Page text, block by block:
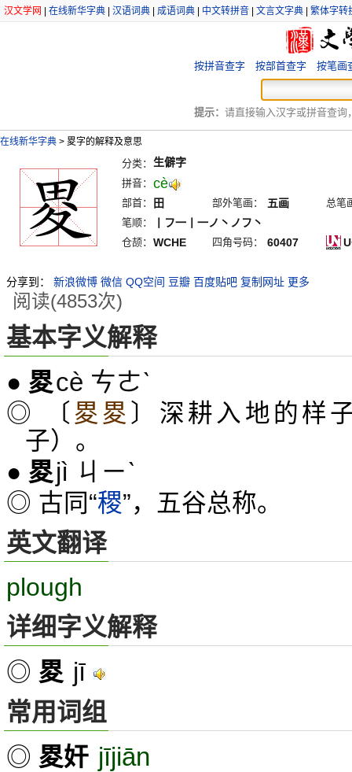
汉文学网 在线新华字典 汉语词典 成语词典 中文转拼音 文言文字典 繁体字转
按拼音查字 按部首查字 按笔画
提示： 请直接输入汉字或拼音查询
在线新华字典 > 畟字的解释及意思
分类： 生僻字
拼音： cè
部首： 田 部外笔画： 五画
总笔
笔顺：
丨フ一丨一ノ丶ノフ丶
仓颉： WCHE 四角号码： 60407
分享到： 新浪微博 微信 QQ空间 豆瓣 百度贴吧 复制网址 更多
阅读(4853次)
基本字义解释
● 畟cè ㄘㄜˋ
◎ 〔 畟畟 〕深耕入地的样
子）。
● 畟jì ㄐㄧˋ
◎ 古同“稷”，五谷总称。
英文翻译
plough
详细字义解释
◎ 畟 jī
常用词组
◎ 畟奸 jījiān